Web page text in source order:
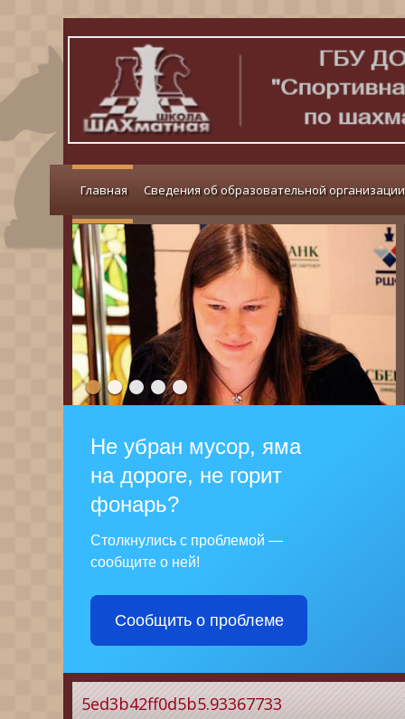
Главная Сведения об образовательной организации
Не убран мусор, яма
на дороге, не горит
фонарь?
Столкнулись с проблемой —
сообщите о ней!
Сообщить о проблеме
5ed3b42ff0d5b5.93367733